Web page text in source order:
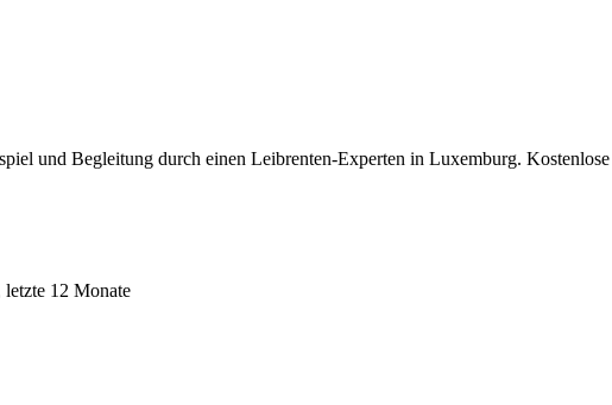
und Begleitung durch einen Leibrenten-Experten in Luxemburg.
letzte 12 Monate